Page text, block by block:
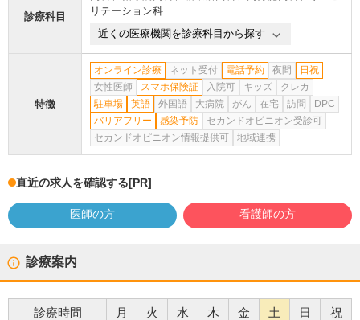
診療科目
リテーション科
近くの医療機関を診療科目から探す
特徴
オンライン診療 ネット受付 電話予約 夜間
日祝
女性医師
スマホ保険証 入院可 キッズ
クレカ
駐車場
英語 外国語 大病院 がん 在宅 訪問
DPC
バリアフリー
感染予防
セカンドオピニオン受診可
セカンドオピニオン情報提供可
地域連携
直近の求人を確認する[PR]
医師の方 看護師の方
診療案内
診療時間 月 火 水 木 金 土 日 祝